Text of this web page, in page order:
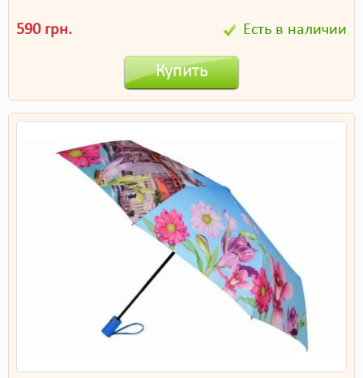
590 грн. Есть в наличии
Купить